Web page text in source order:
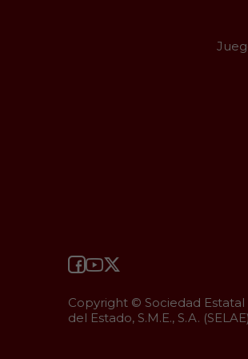
Copyright © Sociedad
del Estado, S.M.E., S.A.